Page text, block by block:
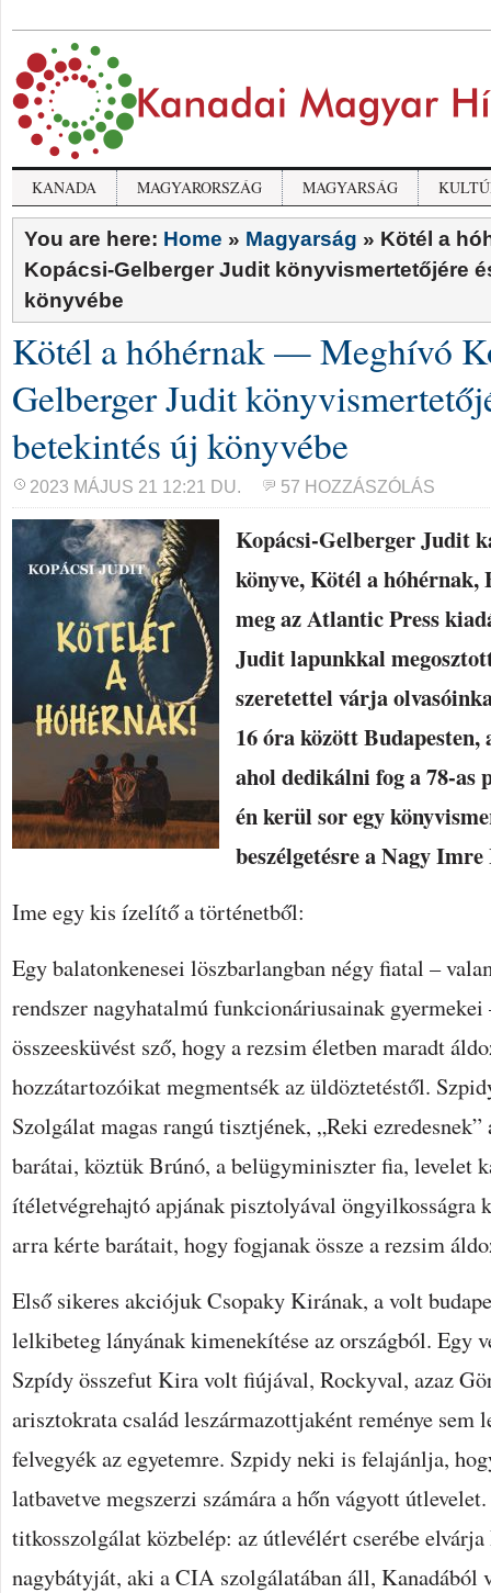
KANADA MAGYARORSZÁG MAGYARSÁG
You are here: Home » Magyarság » Kötél a
Kopácsi-Gelberger Judit könyvismertetőjére
könyvébe
Kötél a hóhérnak — Meghívó
Gelberger Judit
betekintés új könyvébe
2023 MÁJUS 21 12:21 DU. 57 HOZZÁSZÓLÁS
Kopácsi-Gelberger Judit
könyve, Kötél a hóhérnak,
meg az Atlantic Press
Judit lapunkkal
szeretettel várja
16 óra között
ahol dedikálni fog a 78-as
én kerül sor egy
beszélgetésre a Nagy
Ime egy kis ízelítő a történetből:
Egy balatonkenesei löszbarlangban négy fiatal –
rendszer nagyhatalmú funkcionáriusainak gyermekei
összeesküvést sző, hogy a rezsim életben maradt
hozzátartozóikat megmentsék az üldöztetéstől.
Szolgálat magas rangú tisztjének, „Reki ezredesnek”
barátai, köztük Brúnó, a belügyminiszter fia, levelet
ítéletvégrehajtó apjának pisztolyával öngyilkosságra
arra kérte barátait, hogy fogjanak össze a rezsim
Első sikeres akciójuk Csopaky Kirának, a volt
lelkibeteg lányának kimenekítése az országból. Egy
Szpídy összefut Kira volt fiújával, Rockyval, azaz
arisztokrata család leszármazottjaként reménye sem
felvegyék az egyetemre. Szpidy neki is felajánlja,
latbavetve megszerzi számára a hőn vágyott
titkosszolgálat közbelép: az útlevélért cserébe
nagybátyját, aki a CIA szolgálatában áll, Kanadából